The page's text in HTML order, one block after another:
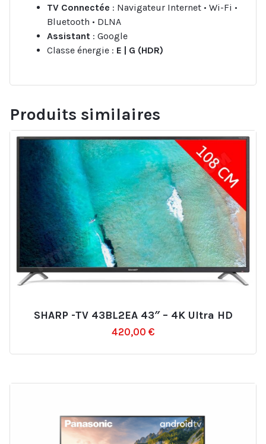
TV Connectée : Navigateur Internet • Wi-Fi •
Bluetooth • DLNA
Assistant : Google
Classe énergie : E | G (HDR)
Produits similaires
SHARP -TV 43BL2EA 43″ – 4K Ultra HD
420,00 €
la